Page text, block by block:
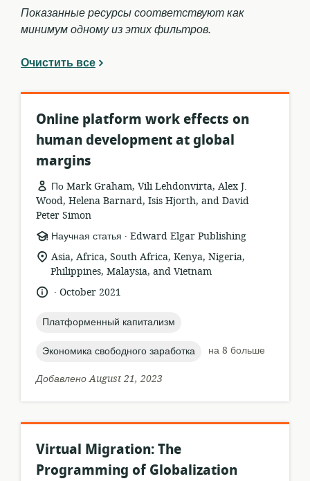
Показанные ресурсы соответствуют как
минимум одному из этих фильтров.
Очистить все
Online platform work effects on
human development at global
margins
По Mark Graham, Vili Lehdonvirta, Alex J.
Wood, Helena Barnard, Isis Hjorth, and David
Peter Simon
формат
ресурса:
Научная статья .
издатель:
Edward Elgar Publishing
актуальное
местонахождение:
Asia, Africa, South Africa, Kenya, Nigeria,
Philippines, Malaysia, and Vietnam
язык:.
опубликовано
October 2021
topic:
Платформенный капитализм
topic:
Экономика свободного заработка
на 8 больше
Добавлено August 21, 2023
Virtual Migration: The
Programming of Globalization